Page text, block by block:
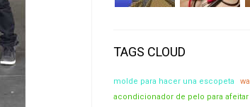
TAGS CLOUD
molde para hacer una escopeta
acondicionador de pelo para afeitar